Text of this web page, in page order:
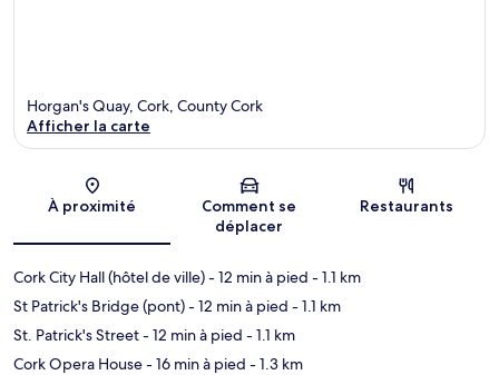
Carte
Horgan's Quay, Cork, County Cork
Afficher la carte
À proximité
Comment se
déplacer
Restaurants
Cork City Hall (hôtel de ville)- 12 min à pied - 1.1 km
St Patrick's Bridge (pont)- 12 min à pied - 1.1 km
St. Patrick's Street- 12 min à pied - 1.1 km
Cork Opera House- 16 min à pied - 1.3 km